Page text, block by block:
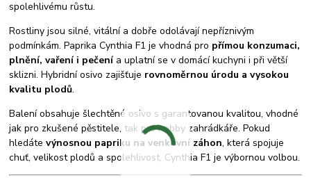
spolehlivému růstu.
Rostliny jsou silné, vitální a dobře odolávají nepříznivým
podmínkám. Paprika Cynthia F1 je vhodná pro přímou konzumaci,
plnění, vaření i pečenía uplatní se v domácí kuchyni i při větší
sklizni. Hybridní osivo zajišťuje rovnoměrnou úrodu a vysokou
kvalitu plodů.
Balení obsahuje šlechtěné osivo s garantovanou kvalitou, vhodné
jak pro zkušené pěstitele, tak pro hobby zahrádkáře. Pokud
hledátevýnosnou papriku na venkovní záhon, která spojuje
chuť, velikost plodů a spolehlivost, Cynthia F1 je výbornou volbou.